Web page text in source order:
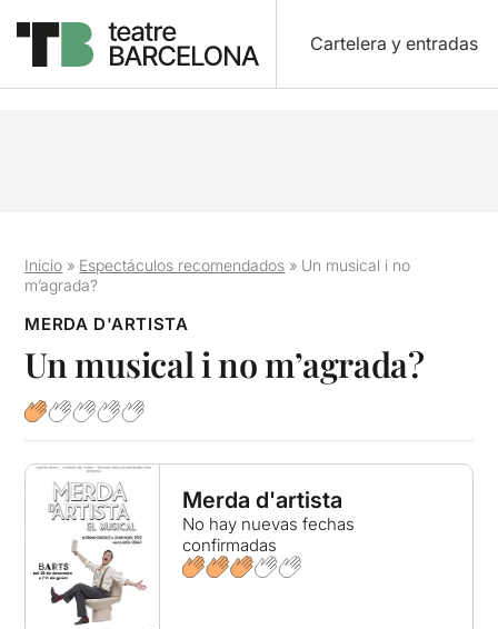
Cartelera y entradas
Inicio » Espectáculos recomendados » Un musical i no
m’agrada?
MERDA D'ARTISTA
Un musical i no m’agrada?
Merda d'artista
No hay nuevas fechas
confirmadas